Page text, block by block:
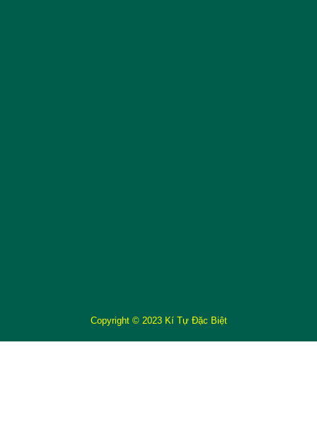
Copyright © 2023 Kí Tự Đặc Biệt